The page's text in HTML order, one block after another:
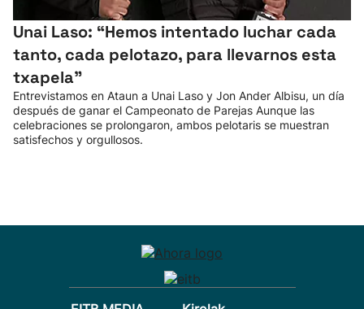
Unai Laso: “Hemos intentado luchar cada
tanto, cada pelotazo, para llevarnos esta
txapela”
Entrevistamos en Ataun a Unai Laso y Jon Ander Albisu, un día
después de ganar el Campeonato de Parejas Aunque las
celebraciones se prolongaron, ambos pelotaris se muestran
satisfechos y orgullosos.